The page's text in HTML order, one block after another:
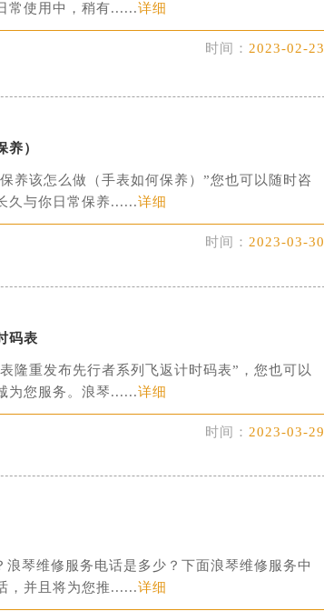
常使用中，稍有......详细
时间： 2023-02-23
）
养该怎么做（手表如何保养）”您也可以随时咨
久与你日常保养......详细
时间： 2023-03-30
码表
隆重发布先行者系列飞返计时码表”，您也可以
为您服务。浪琴......详细
时间： 2023-03-29
琴维修服务电话是多少？下面浪琴维修服务中
，并且将为您推......详细